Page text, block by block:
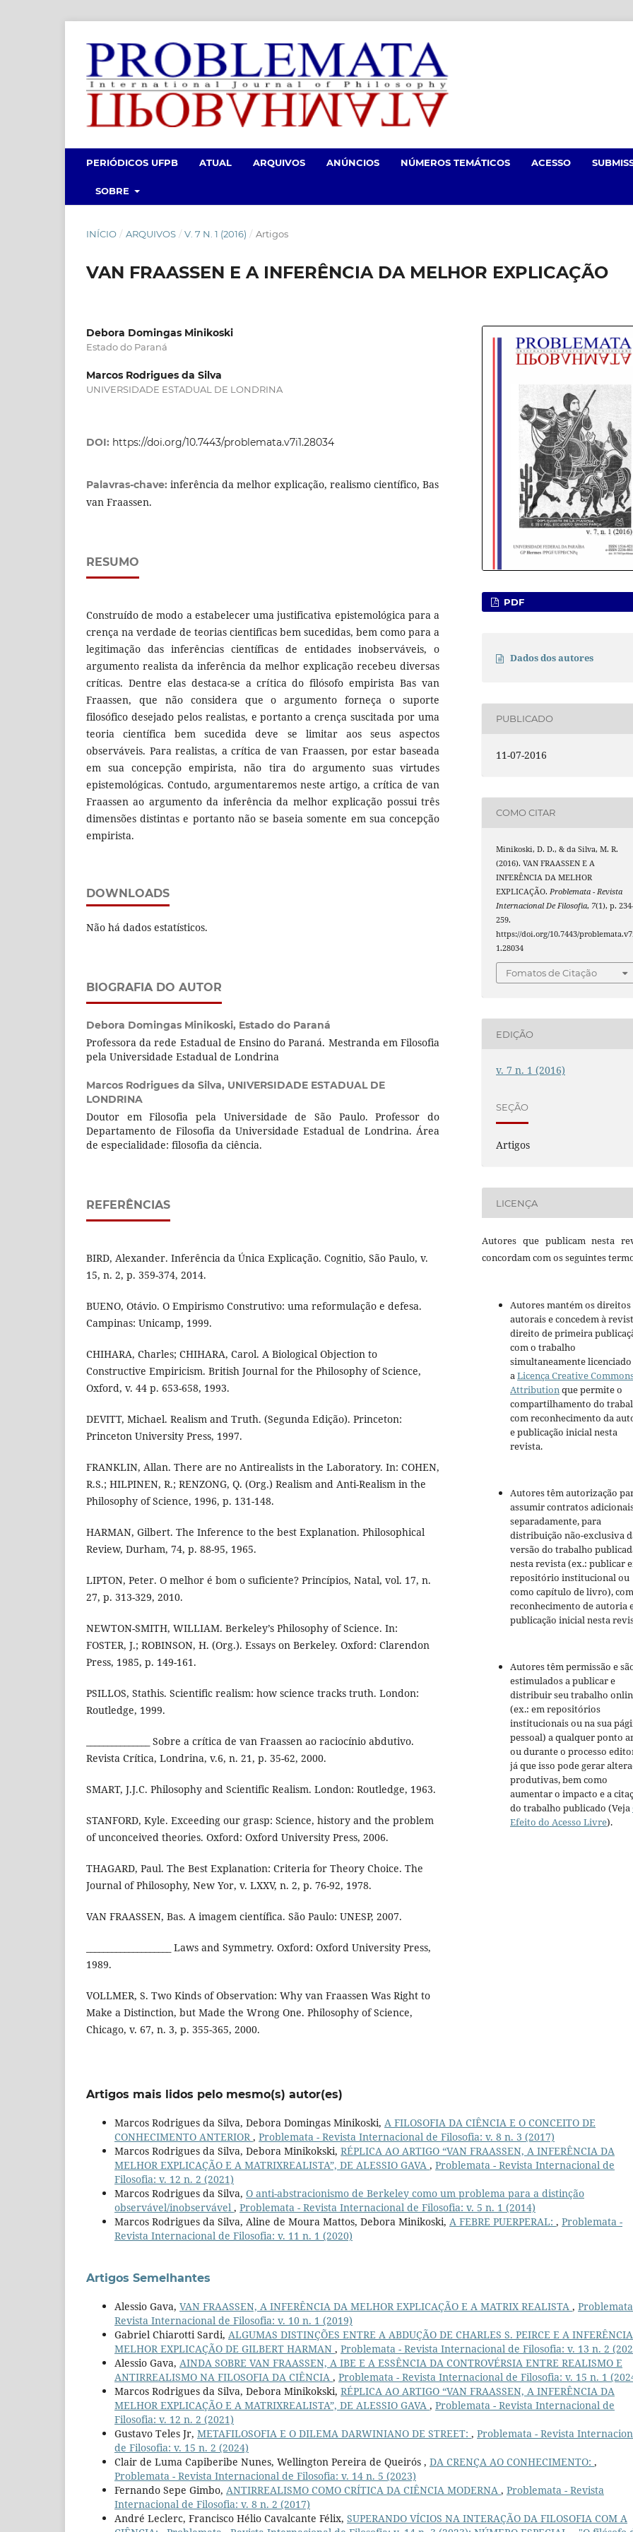
PERIÓDICOS UFPB ATUAL ARQUIVOS ANÚNCIOS NÚMEROS TEMÁTICOS ACESSO
SOBRE
INÍCIO / ARQUIVOS / V. 7 N. 1 (2016) / Artigos
VAN FRAASSEN E A INFERÊNCIA DA MELHOR EXPLICAÇÃO
Debora Domingas Minikoski
Estado do Paraná
Marcos Rodrigues da Silva
UNIVERSIDADE ESTADUAL DE LONDRINA
DOI: https://doi.org/10.7443/problemata.v7i1.28034
Palavras-chave: inferência da melhor explicação, realismo científico, Bas
van Fraassen.
RESUMO
Construído de modo a estabelecer uma justificativa epistemológica para a
crença na verdade de teorias cientificas bem sucedidas, bem como para a
legitimação das inferências científicas de entidades inobserváveis, o
argumento realista da inferência da melhor explicação recebeu diversas
críticas. Dentre elas destaca-se a crítica do filósofo empirista Bas van
Fraassen, que não considera que o argumento forneça o suporte
filosófico desejado pelos realistas, e portanto a crença suscitada por uma
teoria científica bem sucedida deve se limitar aos seus aspectos
observáveis. Para realistas, a crítica de van Fraassen, por estar baseada
em sua concepção empirista, não tira do argumento suas virtudes
epistemológicas. Contudo, argumentaremos neste artigo, a crítica de van
Fraassen ao argumento da inferência da melhor explicação possui três
dimensões distintas e portanto não se baseia somente em sua concepção
empirista.
DOWNLOADS
Não há dados estatísticos.
BIOGRAFIA DO AUTOR
Debora Domingas Minikoski, Estado do Paraná
Professora da rede Estadual de Ensino do Paraná. Mestranda em Filosofia
pela Universidade Estadual de Londrina
Marcos Rodrigues da Silva, UNIVERSIDADE ESTADUAL DE
LONDRINA
Doutor em Filosofia pela Universidade de São Paulo. Professor do
Departamento de Filosofia da Universidade Estadual de Londrina. Área
de especialidade: filosofia da ciência.
REFERÊNCIAS
BIRD, Alexander. Inferência da Única Explicação. Cognitio, São Paulo, v.
15, n. 2, p. 359-374, 2014.
BUENO, Otávio. O Empirismo Construtivo: uma reformulação e defesa.
Campinas: Unicamp, 1999.
CHIHARA, Charles; CHIHARA, Carol. A Biological Objection to
Constructive Empiricism. British Journal for the Philosophy of Science,
Oxford, v. 44 p. 653-658, 1993.
DEVITT, Michael. Realism and Truth. (Segunda Edição). Princeton:
Princeton University Press, 1997.
FRANKLIN, Allan. There are no Antirealists in the Laboratory. In: COHEN,
R.S.; HILPINEN, R.; RENZONG, Q. (Org.) Realism and Anti-Realism in the
Philosophy of Science, 1996, p. 131-148.
HARMAN, Gilbert. The Inference to the best Explanation. Philosophical
Review, Durham, 74, p. 88-95, 1965.
LIPTON, Peter. O melhor é bom o suficiente? Princípios, Natal, vol. 17, n.
27, p. 313-329, 2010.
NEWTON-SMITH, WILLIAM. Berkeley’s Philosophy of Science. In:
FOSTER, J.; ROBINSON, H. (Org.). Essays on Berkeley. Oxford: Clarendon
Press, 1985, p. 149-161.
PSILLOS, Stathis. Scientific realism: how science tracks truth. London:
Routledge, 1999.
_______________ Sobre a crítica de van Fraassen ao raciocínio abdutivo.
Revista Crítica, Londrina, v.6, n. 21, p. 35-62, 2000.
SMART, J.J.C. Philosophy and Scientific Realism. London: Routledge, 1963.
STANFORD, Kyle. Exceeding our grasp: Science, history and the problem
of unconceived theories. Oxford: Oxford University Press, 2006.
THAGARD, Paul. The Best Explanation: Criteria for Theory Choice. The
Journal of Philosophy, New Yor, v. LXXV, n. 2, p. 76-92, 1978.
VAN FRAASSEN, Bas. A imagem científica. São Paulo: UNESP, 2007.
____________________ Laws and Symmetry. Oxford: Oxford University Press,
1989.
VOLLMER, S. Two Kinds of Observation: Why van Fraassen Was Right to
Make a Distinction, but Made the Wrong One. Philosophy of Science,
Chicago, v. 67, n. 3, p. 355-365, 2000.
PDF
Dados dos autores
PUBLICADO
11-07-2016
COMO CITAR
Minikoski, D. D., & da Silva, M. R.
(2016). VAN FRAASSEN E A
INFERÊNCIA DA MELHOR
EXPLICAÇÃO.Problemata - Revista
Internacional De Filosofia, 7(1), p.
259.
https://doi.org/10.7443/
1.28034
Fomatos de Citação
EDIÇÃO
v. 7 n. 1 (2016)
SEÇÃO
Artigos
LICENÇA
Autores que publicam nesta
concordam com os seguintes
Autores mantém os direitos
autorais e concedem à
direito de primeira
com o trabalho
simultaneamente
a Licença Creative
Attribution que permite o
compartilhamento do
com reconhecimento da
e publicação inicial nesta
revista.
Autores têm autorização
assumir contratos
separadamente, para
distribuição não-exclusiva
versão do trabalho
nesta revista (ex.: publicar
repositório institucional ou
como capítulo de livro), com
reconhecimento de autoria
publicação inicial nesta
Autores têm permissão e
estimulados a publicar e
distribuir seu trabalho
(ex.: em repositórios
institucionais ou na sua
pessoal) a qualquer ponto
ou durante o processo
já que isso pode gerar
produtivas, bem como
aumentar o impacto e a
do trabalho publicado (Veja
Efeito do Acesso Livre).
Artigos mais lidos pelo mesmo(s) autor(es)
Marcos Rodrigues da Silva, Debora Domingas Minikoski, A FILOSOFIA DA CIÊNCIA E O CONCEITO DE
CONHECIMENTO ANTERIOR, Problemata - Revista Internacional de Filosofia: v. 8 n. 3 (2017)
Marcos Rodrigues da Silva, Debora Minikokski, RÉPLICA AO ARTIGO “VAN FRAASSEN, A INFERÊNCIA DA
MELHOR EXPLICAÇÃO E A MATRIXREALISTA”, DE ALESSIO GAVA , Problemata - Revista Internacional de
Filosofia: v. 12 n. 2 (2021)
Marcos Rodrigues da Silva, O anti-abstracionismo de Berkeley como um problema para a distinção
observável/inobservável , Problemata - Revista Internacional de Filosofia: v. 5 n. 1 (2014)
Marcos Rodrigues da Silva, Aline de Moura Mattos, Debora Minikoski, A FEBRE PUERPERAL: , Problemata -
Revista Internacional de Filosofia: v. 11 n. 1 (2020)
Artigos Semelhantes
Alessio Gava, VAN FRAASSEN, A INFERÊNCIA DA MELHOR EXPLICAÇÃO E A MATRIX REALISTA ,
Revista Internacional de Filosofia: v. 10 n. 1 (2019)
Gabriel Chiarotti Sardi, ALGUMAS DISTINÇÕES ENTRE A ABDUÇÃO DE CHARLES S. PEIRCE E A
MELHOR EXPLICAÇÃO DE GILBERT HARMAN , Problemata - Revista Internacional de Filosofia: v. 13 n. 2
Alessio Gava, AINDA SOBRE VAN FRAASSEN, A IBE E A ESSÊNCIA DA CONTROVÉRSIA ENTRE REALISMO E
ANTIRREALISMO NA FILOSOFIA DA CIÊNCIA , Problemata - Revista Internacional de Filosofia: v. 15 n. 1
Marcos Rodrigues da Silva, Debora Minikokski, RÉPLICA AO ARTIGO “VAN FRAASSEN, A INFERÊNCIA DA
MELHOR EXPLICAÇÃO E A MATRIXREALISTA”, DE ALESSIO GAVA , Problemata - Revista Internacional de
Filosofia: v. 12 n. 2 (2021)
Gustavo Teles Jr, METAFILOSOFIA E O DILEMA DARWINIANO DE STREET: , Problemata - Revista
de Filosofia: v. 15 n. 2 (2024)
Clair de Luma Capiberibe Nunes, Wellington Pereira de Queirós , DA CRENÇA AO CONHECIMENTO: ,
Problemata - Revista Internacional de Filosofia: v. 14 n. 5 (2023)
Fernando Sepe Gimbo, ANTIRREALISMO COMO CRÍTICA DA CIÊNCIA MODERNA , Problemata - Revista
Internacional de Filosofia: v. 8 n. 2 (2017)
André Leclerc, Francisco Hélio Cavalcante Félix, SUPERANDO VÍCIOS NA INTERAÇÃO DA FILOSOFIA COM A